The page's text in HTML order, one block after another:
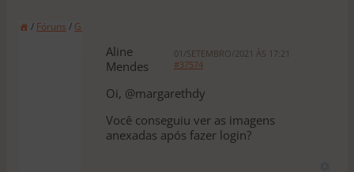
/ Fóruns / Geral
Aline
Mendes
01/SETEMBRO/2021 ÀS 17:21
#37574
Oi, @margarethdy
Você conseguiu ver as imagens
anexadas após fazer login?